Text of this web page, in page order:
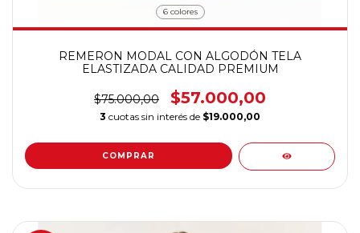
6 colores
REMERON MODAL CON ALGODÓN TELA
ELASTIZADA CALIDAD PREMIUM
$75.000,00 $57.000,00
3 cuotas sin interés de $19.000,00
COMPRAR